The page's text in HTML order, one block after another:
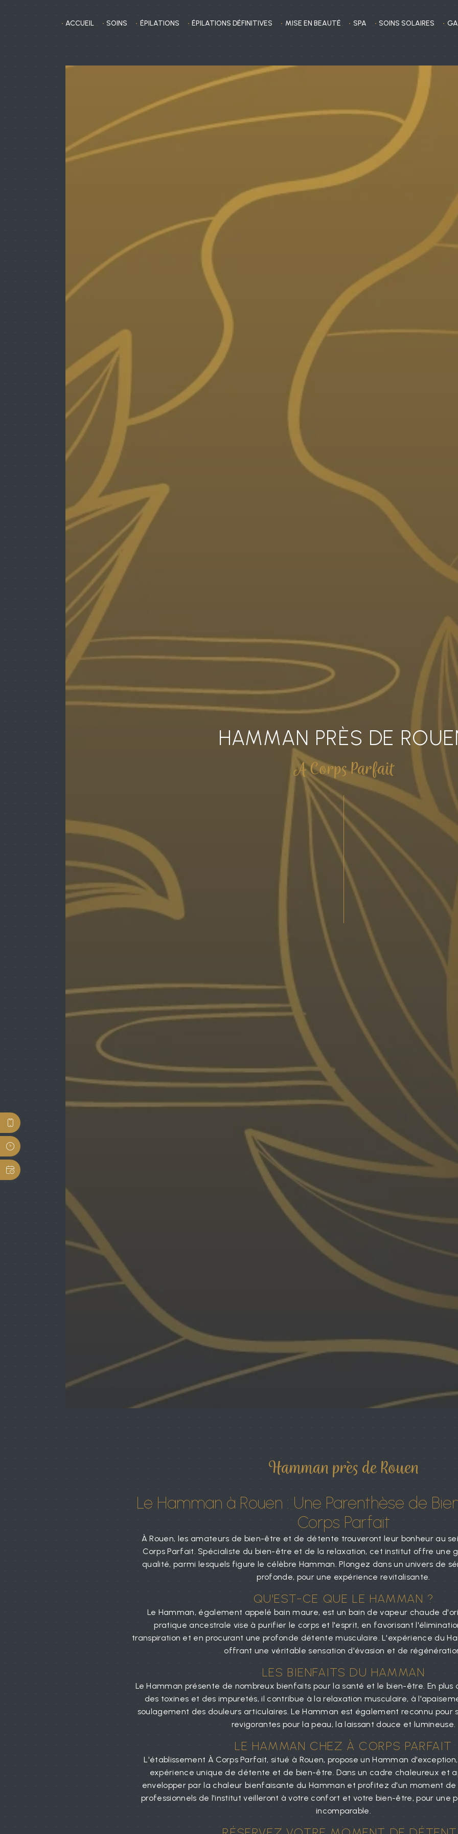
ACCUEIL SOINS ÉPILATIONS ÉPILATIONS DÉFINITIVES MISE EN BEAUTÉ SPA SOINS SOLAIRES
HAMMAN PRÈS DE
A Corps Parfait
Hamman près de Rouen
Le Hamman à Rouen : Une Parenthèse de
Corps Parfait
À Rouen, les amateurs de bien-être et de détente trouveront leur bonheur au
Corps Parfait. Spécialiste du bien-être et de la relaxation, cet institut offre une
qualité, parmi lesquels figure le célèbre Hamman. Plongez dans un univers de
profonde, pour une expérience revitalisante.
QU'EST-CE QUE LE HAMMAN ?
Le Hamman, également appelé bain maure, est un bain de vapeur chaude
pratique ancestrale vise à purifier le corps et l'esprit, en favorisant
transpiration et en procurant une profonde détente musculaire. L'expérience du
offrant une véritable sensation d'évasion et de
LES BIENFAITS DU HAMMAN
Le Hamman présente de nombreux bienfaits pour la santé et le bien-être. En
des toxines et des impuretés, il contribue à la relaxation musculaire, à
soulagement des douleurs articulaires. Le Hamman est également reconnu pour
revigorantes pour la peau, la laissant douce et lumineuse.
LE HAMMAN CHEZ À CORPS PARFAIT
L'établissement À Corps Parfait, situé à Rouen, propose un Hamman
expérience unique de détente et de bien-être. Dans un cadre chaleureux et
envelopper par la chaleur bienfaisante du Hamman et profitez d'un moment de
professionnels de l'institut veilleront à votre confort et votre bien-être, pour une
incomparable.